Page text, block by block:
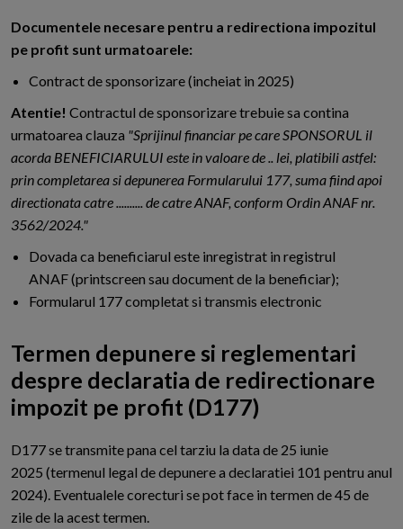
Documentele necesare pentru a redirectiona impozitul
pe profit sunt urmatoarele:
Contract de sponsorizare (incheiat in 2025)
Atentie! Contractul de sponsorizare trebuie sa contina
urmatoarea clauza "Sprijinul financiar pe care SPONSORUL il
acorda BENEFICIARULUI este in valoare de .. lei, platibili astfel:
prin completarea si depunerea Formularului 177, suma fiind apoi
directionata catre .......... de catre ANAF, conform Ordin ANAF nr.
3562/2024."
Dovada ca beneficiarul este inregistrat in registrul
ANAF (printscreen sau document de la beneficiar);
Formularul 177 completat si transmis electronic
Termen depunere si reglementari
despre declaratia de redirectionare
impozit pe profit (D177)
D177 se transmite pana cel tarziu la data de 25 iunie
2025 (termenul legal de depunere a declaratiei 101 pentru anul
2024). Eventualele corecturi se pot face in termen de 45 de
zile de la acest termen.